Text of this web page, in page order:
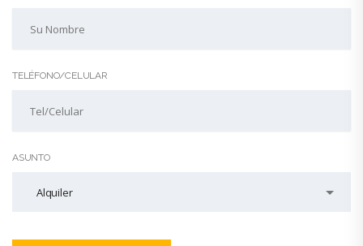
TELÉFONO/CELULAR
ASUNTO
Alquiler